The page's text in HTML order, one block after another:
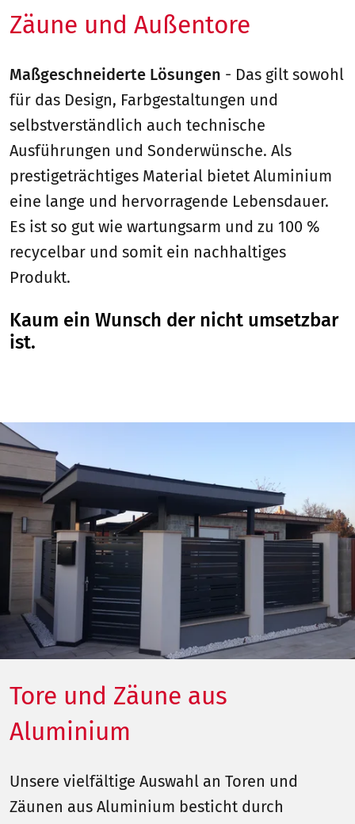
Zäune und Außentore
Maßgeschneiderte Lösungen - Das gilt sowohl
für das Design, Farbgestaltungen und
selbstverständlich auch technische
Ausführungen und Sonderwünsche. Als
prestigeträchtiges Material bietet Aluminium
eine lange und hervorragende Lebensdauer.
Es ist so gut wie wartungsarm und zu 100 %
recycelbar und somit ein nachhaltiges
Produkt.
Kaum ein Wunsch der nicht umsetzbar
ist.
Tore und Zäune aus
Aluminium
Unsere vielfältige Auswahl an Toren und
Zäunen aus Aluminium besticht durch